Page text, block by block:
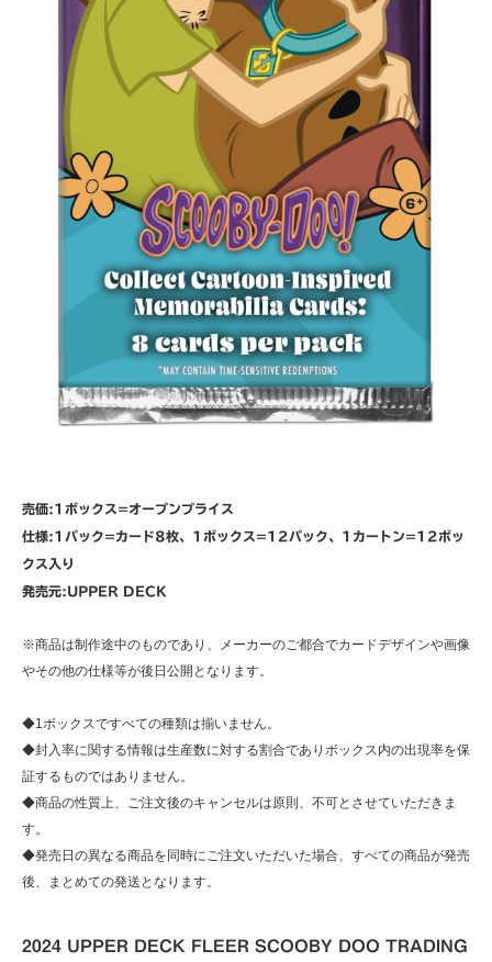
売価:1ボックス=オープンプライス
仕様:1パック=カード8枚、1ボックス=12パック、1カートン=12ボッ
クス入り
発売元:UPPER DECK
※商品は制作途中のものであり、メーカーのご都合でカードデザインや画像
やその他の仕様等が後日公開となります。
◆1ボックスですべての種類は揃いません。
◆封入率に関する情報は生産数に対する割合でありボックス内の出現率を保
証するものではありません。
◆商品の性質上、ご注文後のキャンセルは原則、不可とさせていただきま
す。
◆発売日の異なる商品を同時にご注文いただいた場合、すべての商品が発売
後、まとめての発送となります。
2024 UPPER DECK FLEER SCOOBY DOO TRADING